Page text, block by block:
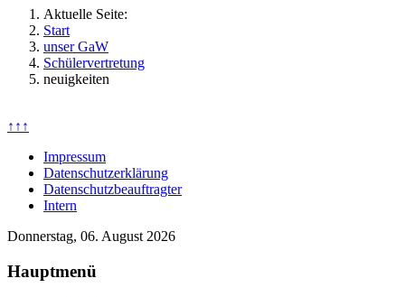
Aktuelle Seite:
Start
unser GaW
Schülervertretung
neuigkeiten
↑↑↑
Impressum
Datenschutzerklärung
Datenschutzbeauftragter
Intern
Donnerstag, 06. August 2026
Hauptmenü